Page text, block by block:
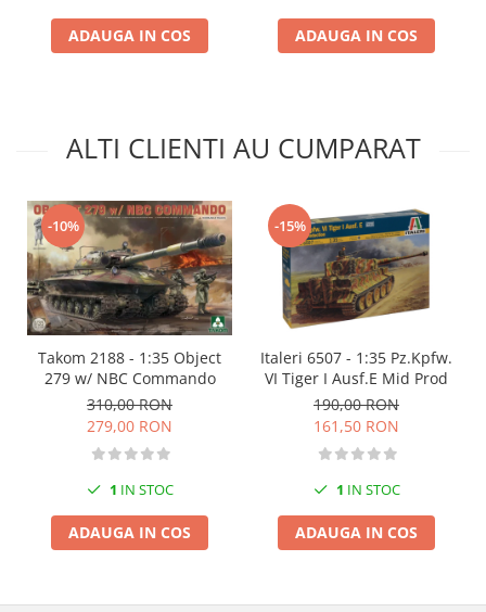
Markere Metalice
ADAUGA IN COS ADAUGA IN COS
ALTI CLIENTI AU CUMPARAT
-10%
Takom 2188 - 1:35 Object
279 w/ NBC Commando
310,00 RON
279,00 RON
1 IN STOC
ADAUGA IN COS
-15%
Italeri 6507 - 1:35 Pz.Kpfw.
VI Tiger I Ausf.E Mid Prod
190,00 RON
161,50 RON
1 IN STOC
ADAUGA IN COS